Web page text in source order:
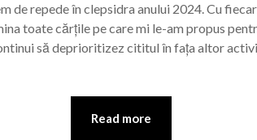
de repede în clepsidra anului 2024. Cu
toate cărțile pe care mi le-am propus
să deprioritizez cititul în fața altor
Read more